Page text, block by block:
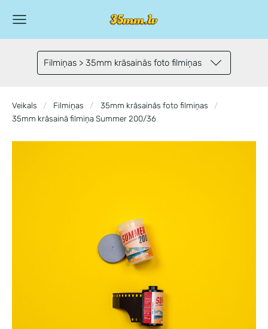
Filmiņas > 35mm krāsainās foto filmiņas
Veikals Filmiņas
35mm krāsainās foto filmiņas
35mm krāsainā filmiņa Summer 200/36